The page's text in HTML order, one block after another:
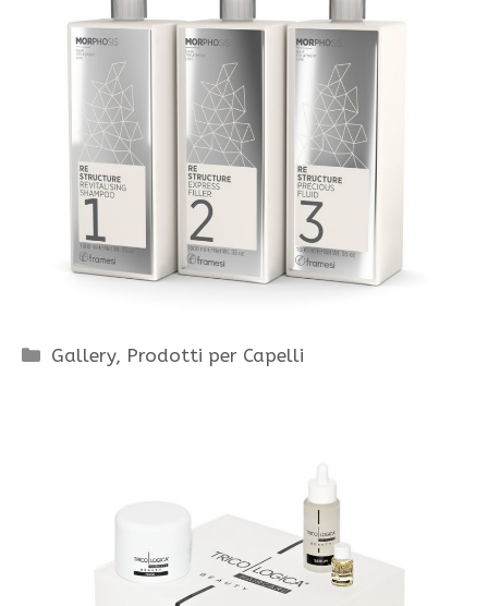
Categorie
Gallery, Prodotti per Capelli